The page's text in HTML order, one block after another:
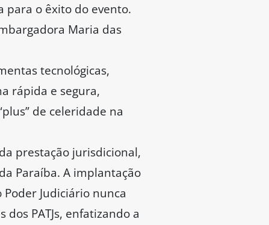
para o êxito do evento.
Maria das
tecnológicas,
rápida e segura,
de celeridade na
prestação jurisdicional,
Paraíba. A implantação
Judiciário nunca
PATJs, enfatizando a